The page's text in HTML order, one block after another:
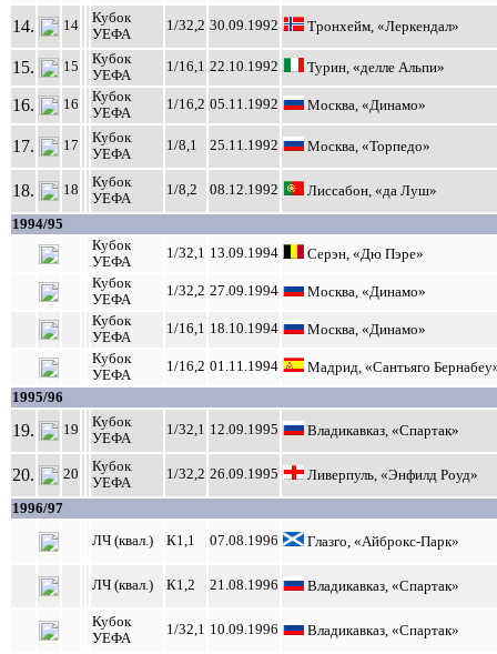
14. 14
Кубок
УЕФА
1/32,2 30.09.1992 Тронхейм, «Леркендал»
15. 15
Кубок
УЕФА
1/16,1 22.10.1992 Турин, «делле Альпи»
16. 16
Кубок
УЕФА
1/16,2 05.11.1992 Москва, «Динамо»
17. 17
Кубок
УЕФА
1/8,1 25.11.1992 Москва, «Торпедо»
18. 18
Кубок
УЕФА
1/8,2 08.12.1992 Лиссабон, «да Луш»
1994/95
Кубок
УЕФА
1/32,1 13.09.1994
Серэн, «Дю Пэре»
Кубок
УЕФА
1/32,2 27.09.1994
Москва, «Динамо»
Кубок
УЕФА
1/16,1 18.10.1994
Москва, «Динамо»
Кубок
УЕФА
1/16,2 01.11.1994 Мадрид, «Сантьяго
1995/96
19. 19
Кубок
УЕФА
1/32,1 12.09.1995 Владикавказ, «Спартак»
20. 20
Кубок
УЕФА
1/32,2 26.09.1995 Ливерпуль, «Энфилд Роуд»
1996/97
ЛЧ (квал.) К1,1 07.08.1996 Глазго, «Айброкс-Парк»
ЛЧ (квал.) К1,2 21.08.1996 Владикавказ, «Спартак»
Кубок
УЕФА
1/32,1 10.09.1996 Владикавказ, «Спартак»